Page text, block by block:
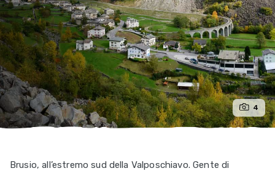
4
Brusio, all’estremo sud della Valposchiavo. Gente di